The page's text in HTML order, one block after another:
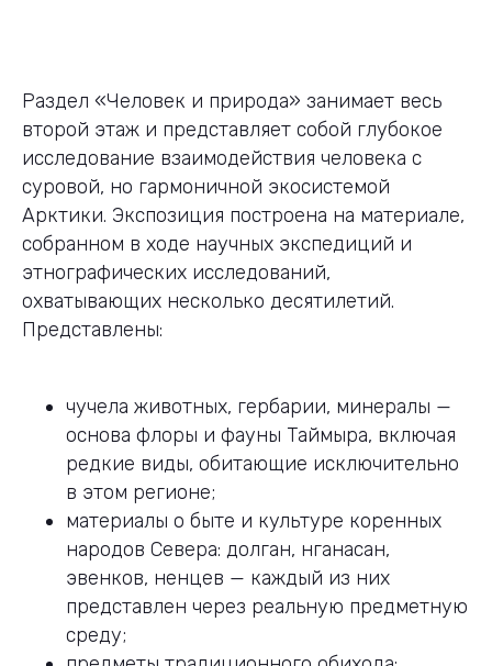
Раздел «Человек и природа» занимает весь
второй этаж и представляет собой глубокое
исследование взаимодействия человека с
суровой, но гармоничной экосистемой
Арктики. Экспозиция построена на материале,
собранном в ходе научных экспедиций и
этнографических исследований,
охватывающих несколько десятилетий.
Представлены:
чучела животных, гербарии, минералы —
основа флоры и фауны Таймыра, включая
редкие виды, обитающие исключительно
в этом регионе;
материалы о быте и культуре коренных
народов Севера: долган, нганасан,
эвенков, ненцев — каждый из них
представлен через реальную предметную
среду;